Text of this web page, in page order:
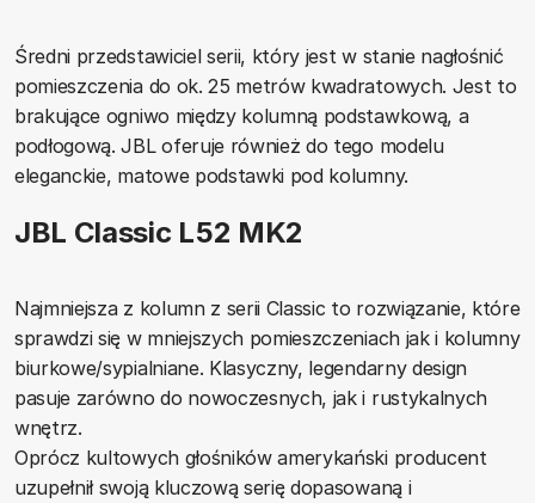
Średni przedstawiciel serii, który jest w stanie nagłośnić
pomieszczenia do ok. 25 metrów kwadratowych. Jest to
brakujące ogniwo między kolumną podstawkową, a
podłogową. JBL oferuje również do tego modelu
eleganckie, matowe podstawki pod kolumny.
JBL Classic L52 MK2
Najmniejsza z kolumn z serii Classic to rozwiązanie, które
sprawdzi się w mniejszych pomieszczeniach jak i kolumny
biurkowe/sypialniane. Klasyczny, legendarny design
pasuje zarówno do nowoczesnych, jak i rustykalnych
wnętrz.
Oprócz kultowych głośników amerykański producent
uzupełnił swoją kluczową serię dopasowaną i